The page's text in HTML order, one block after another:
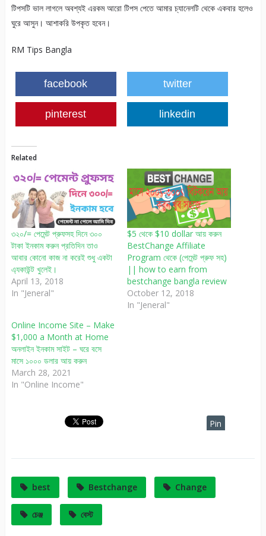
টিপসটি ভাল লাগলে অবশ্যই এরকম আরো টিপস পেতে আমার চ্যানেলটি থেকে একবার হলেও
ঘুরে আসুন। আশাকরি উপকৃত হবেন।
RM Tips Bangla
facebook twitter
pinterest linkedin
Related
৩২০/= পেমেন্ট প্রুফসহ দিনে ৩০০
টাকা ইনকাম করুন প্রতিদিন তাও
আবার কোনো কাজ না করেই শুধু একটা
এ্যকাউন্ট খুলেই।
April 13, 2018
In "Jeneral"
$5 থেকে $10 dollar আয় করুন
BestChange Affiliate
Program থেকে (পেমেন্ট প্রুফ সহ)
|| how to earn from
bestchange bangla review
October 12, 2018
In "Jeneral"
Online Income Site – Make
$1,000 a Month at Home
অনলাইন ইনকাম সাইট – ঘরে বসে
মাসে ১০০০ ডলার আয় করুন
March 28, 2021
In "Online Income"
Pin
best Bestchange Change
চেঞ্জ বেস্ট